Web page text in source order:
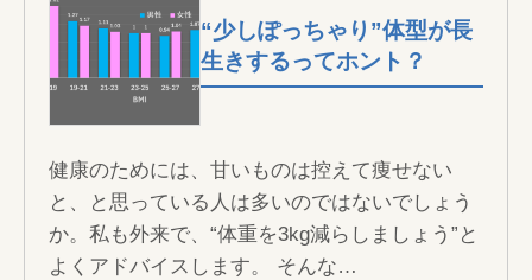
“少しぽっちゃり”体型が長
生きするってホント？
健康のためには、甘いものは控えて痩せない
と、と思っている人は多いのではないでしょう
か。私も外来で、“体重を3kg減らしましょう”と
よくアドバイスします。 そんな…